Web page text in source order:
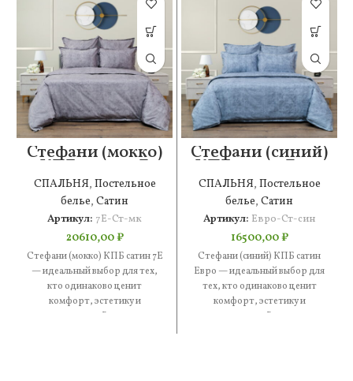
Стефани (мокко)
КПБ сатин 7Е
СПАЛЬНЯ, Постельное
белье, Сатин
Артикул: 7Е-Ст-мк
20610,00₽
Стефани (мокко) КПБ сатин 7Е
— идеальный выбор для тех,
кто одинаково ценит
комфорт, эстетику и
практичность. В составе —
Стефани (синий)
КПБ сатин Евро
СПАЛЬНЯ, Постельное
белье, Сатин
Артикул: Евро-Ст-син
16500,00₽
Стефани (синий) КПБ сатин
Евро — идеальный выбор для
тех, кто одинаково ценит
комфорт, эстетику и
практичность. В составе —